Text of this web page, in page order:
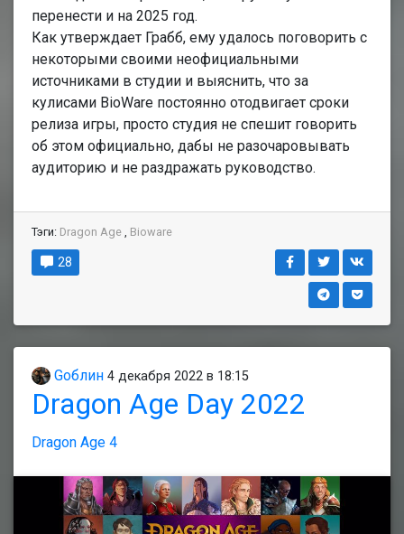
перенести и на 2025 год.
Как утверждает Грабб, ему удалось поговорить с
некоторыми своими неофициальными
источниками в студии и выяснить, что за
кулисами BioWare постоянно отодвигает сроки
релиза игры, просто студия не спешит говорить
об этом официально, дабы не разочаровывать
аудиторию и не раздражать руководство.
Тэги: Dragon Age Bioware
28
Gоблин 4 декабря 2022 в 18:15
Dragon Age Day 2022
Dragon Age 4